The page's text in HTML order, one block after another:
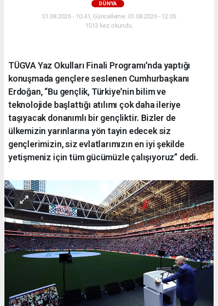
DÜNYA
01.08.2026 - 10:41, Güncelleme: 01.08.2026 - 12:05
1513 kez okundu.
TÜGVA Yaz Okulları Finali Programı'nda yaptığı
konuşmada gençlere seslenen Cumhurbaşkanı
Erdoğan, “Bu gençlik, Türkiye'nin bilim ve
teknolojide başlattığı atılımı çok daha ileriye
taşıyacak donanımlı bir gençliktir. Bizler de
ülkemizin yarınlarına yön tayin edecek siz
gençlerimizin, siz evlatlarımızın en iyi şekilde
yetişmeniz için tüm gücümüzle çalışıyoruz” dedi.